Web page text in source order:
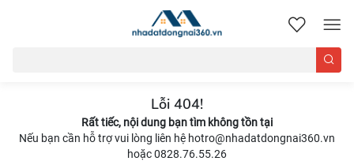
nhadatdongnai360.vn
Lỗi 404!
Rất tiếc, nội dung bạn tìm không tồn tại
Nếu bạn cần hỗ trợ vui lòng liên hệ hotro@nhadatdongnai360.vn
hoặc 0828.76.55.26